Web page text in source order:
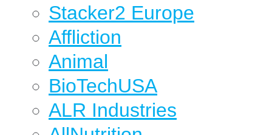
Stacker2 Europe
Affliction
Animal
BioTechUSA
ALR Industries